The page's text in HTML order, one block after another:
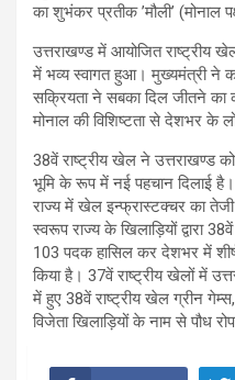
का शुभंकर प्रतीक ’मौली’ (मोनाल
उत्तराखण्ड में आयोजित राष्ट्रीय
में भव्य स्वागत हुआ। मुख्यमंत्री ने
सक्रियता ने सबका दिल जीतने का
मोनाल की विशिष्टता से देशभर के
38वें राष्ट्रीय खेल ने उत्तराखण्ड
भूमि के रूप में नई पहचान दिलाई
राज्य में खेल इन्फ्रास्टक्चर का
स्वरूप राज्य के खिलाड़ियों द्वारा
103 पदक हासिल कर देशभर में
किया है। 37वें राष्ट्रीय खेलों में
में हुए 38वें राष्ट्रीय खेल ग्रीन
विजेता खिलाड़ियों के नाम से पौध